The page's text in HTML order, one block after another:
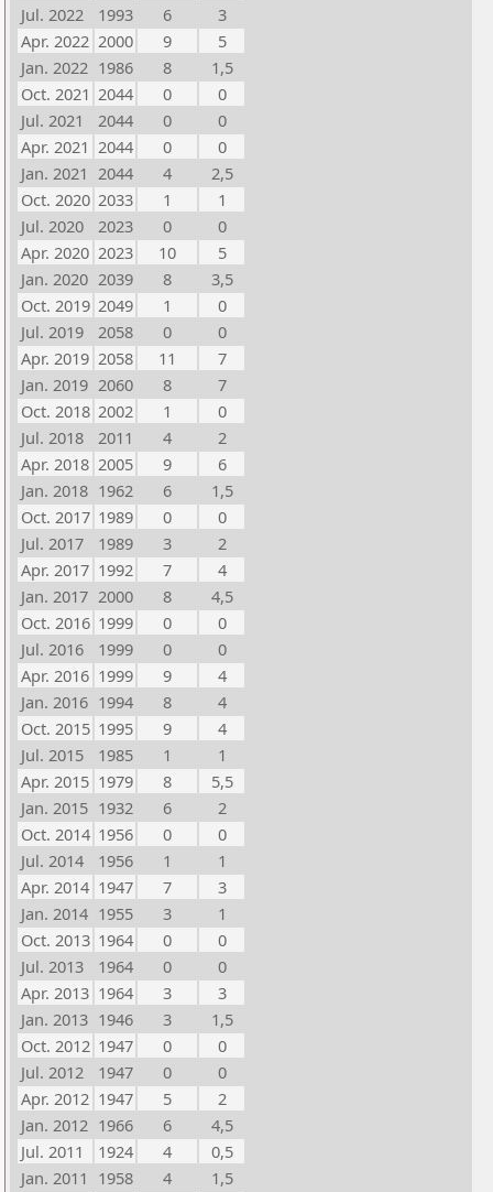
Jul. 2022
1993 6
3
Apr. 2022 2000 9
5
Jan. 2022 1986 8
1,5
Oct. 2021 2044 0
0
Jul. 2021
2044 0
0
Apr. 2021 2044 0
0
Jan. 2021 2044 4
2,5
Oct. 2020 2033 1
1
Jul. 2020
2023 0
0
Apr. 2020 2023 10
5
Jan. 2020 2039 8
3,5
Oct. 2019 2049 1
0
Jul. 2019
2058 0
0
Apr. 2019 2058 11
7
Jan. 2019 2060 8
7
Oct. 2018 2002 1
0
Jul. 2018
2011 4
2
Apr. 2018 2005 9
6
Jan. 2018 1962 6
1,5
Oct. 2017 1989 0
0
Jul. 2017
1989 3
2
Apr. 2017 1992 7
4
Jan. 2017 2000 8
4,5
Oct. 2016 1999 0
0
Jul. 2016
1999 0
0
Apr. 2016 1999 9
4
Jan. 2016 1994 8
4
Oct. 2015 1995 9
4
Jul. 2015
1985 1
1
Apr. 2015 1979 8
5,5
Jan. 2015 1932 6
2
Oct. 2014 1956 0
0
Jul. 2014
1956 1
1
Apr. 2014 1947 7
3
Jan. 2014 1955 3
1
Oct. 2013 1964 0
0
Jul. 2013
1964 0
0
Apr. 2013 1964 3
3
Jan. 2013 1946 3
1,5
Oct. 2012 1947 0
0
Jul. 2012
1947 0
0
Apr. 2012 1947 5
2
Jan. 2012 1966 6
4,5
Jul. 2011
1924 4
0,5
Jan. 2011 1958 4
1,5